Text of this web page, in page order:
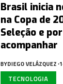
Brasil inicia
na Copa de
Seleção e
acompanhar
BYDIEGO VELÁZQUEZ
TECNOLOGIA